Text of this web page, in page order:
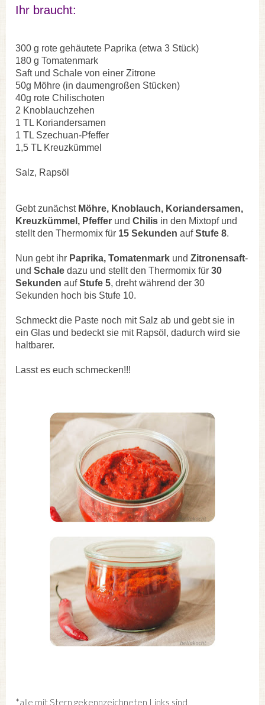
Ihr braucht:
300 g rote gehäutete Paprika (etwa 3 Stück)
180 g Tomatenmark
Saft und Schale von einer Zitrone
50g Möhre (in daumengroßen Stücken)
40g rote Chilischoten
2 Knoblauchzehen
1 TL Koriandersamen
1 TL Szechuan-Pfeffer
1,5 TL Kreuzkümmel
Salz, Rapsö
Gebt zunächstMöhre, Knoblauch, Koriandersamen,
Kreuzkümmel, Pfeffer und Chilis in den Mixtopf und
stellt den Thermomix für 15 Sekunden aufStufe 8.
Nun gebt ihr Paprika, Tomatenmark und Zitronensaft-
und Schale dazu und stellt den Thermomix für 30
Sekunden aufStufe 5, dreht während der 30
Sekunden hoch bis Stufe 10.
Schmeckt die Paste noch mit Salz ab und gebt sie in
ein Glas und bedeckt sie mit Rapsöl, dadurch wird sie
haltbarer.
Lasst es euch schmecken!!!
*alle mit Stern gekennzeichneten Links sind